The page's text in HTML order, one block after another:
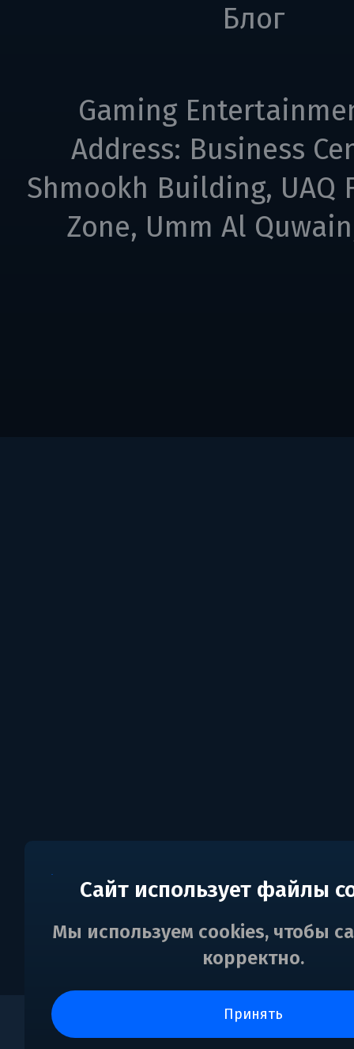
0
Сайт использует файлы
Мы используем cookies, чтобы
корректно.
принять
Блог
Gaming
Address: Business
Shmookh Building, UAQ
Zone, Umm Al